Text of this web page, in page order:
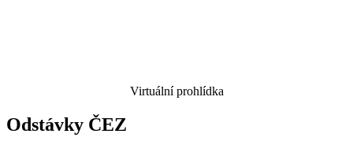
Virtuální prohlídka
Odstávky ČEZ